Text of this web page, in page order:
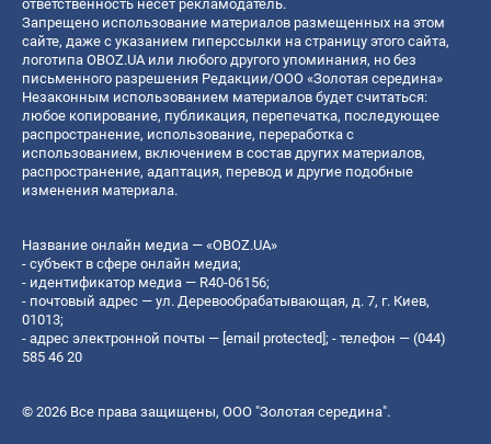
ответственность несет рекламодатель.
Запрещено использование материалов размещенных на этом
сайте, даже с указанием гиперссылки на страницу этого сайта,
логотипа OBOZ.UA или любого другого упоминания, но без
письменного разрешения Редакции/ООО «Золотая середина»
Незаконным использованием материалов будет считаться:
любое копирование, публикация, перепечатка, последующее
распространение, использование, переработка с
использованием, включением в состав других материалов,
распространение, адаптация, перевод и другие подобные
изменения материала.
Название онлайн медиа — «OBOZ.UA»
- субъект в сфере онлайн медиа;
- идентификатор медиа — R40-06156;
- почтовый адрес — ул. Деревообрабатывающая, д. 7, г. Киев,
01013;
- адрес электронной почты — [email protected]; - телефон — (044)
585 46 20
© 2026 Все права защищены, ООО "Золотая середина".